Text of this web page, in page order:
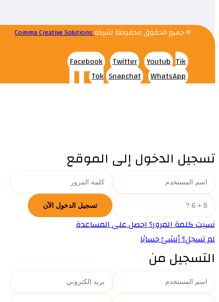
© جميع الحقوق محفوظة لشركهComma Creative Solutions
Facebook Twitter Youtub Tik
Tok Snapchat WhatsApp
تسجيل الدخول إلى الموقع
نسيت كلمة المرور؟ احصل على المساعدة
لم تسجل؟ أنشئ حسابًا
التسجيل من